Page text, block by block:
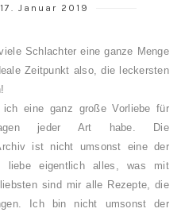
Januar 2019
Schlachter eine ganze Menge
Zeitpunkt also, die leckersten
ich eine ganz große Vorliebe für
jeder Art habe. Die
ist nicht umsonst eine der
liebe eigentlich alles, was mit
sind mir alle Rezepte, die
Ich bin nicht umsonst der